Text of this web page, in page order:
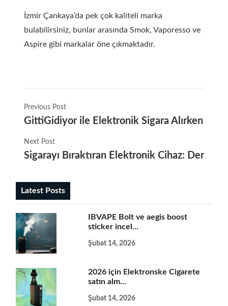
İzmir Çankaya’da pek çok kaliteli marka
bulabilirsiniz, bunlar arasında Smok, Vaporesso ve
Aspire gibi markalar öne çıkmaktadır.
Previous Post
GittiGidiyor ile Elektronik Sigara Alırken
Next Post
Sigarayı Bıraktıran Elektronik Cihaz:
Latest Posts
IBVAPE Bolt ve aegis boost
sticker incel...
Şubat 14, 2026
2026 için Elektronske Cigarete
satın alm...
Şubat 14, 2026